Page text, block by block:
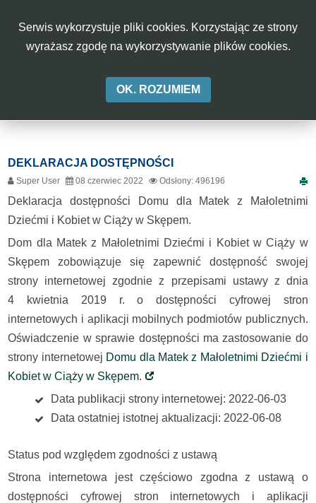
Aa Aa A-
W
CIĄŻY
SKĘPEM
DEKLARACJA DOSTĘPNOŚCI
Super User 08 czerwiec 2022 Odsłony: 496196
Deklaracja dostępności Domu dla Matek z Małoletnimi
Dziećmi i Kobiet w Ciąży w Skępem.
Dom dla Matek z Małoletnimi Dziećmi i Kobiet w Ciąży w
Skępem zobowiązuje się zapewnić dostępność swojej
strony internetowej zgodnie z przepisami ustawy z dnia
4 kwietnia 2019 r. o dostępności cyfrowej stron
internetowych i aplikacji mobilnych podmiotów publicznych.
Oświadczenie w sprawie dostępności ma zastosowanie do
strony internetowej Domu dla Matek z Małoletnimi Dziećmi i
Kobiet w Ciąży w Skępem.
Data publikacji strony internetowej: 2022-06-03
Data ostatniej istotnej aktualizacji: 2022-06-08
Status pod względem zgodności z ustawą
Strona internetowa jest częściowo zgodna z ustawą o
dostępności cyfrowej stron internetowych i aplikacji
Serwis wykorzystuje pliki cookies. Korzystając ze strony
wyrażasz zgodę na wykorzystywanie plików cookies.
OK. ROZUMIEM